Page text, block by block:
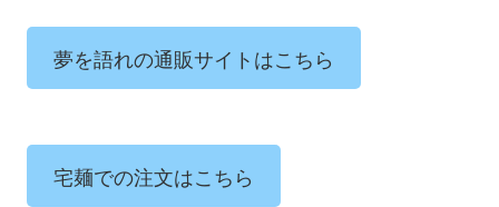
夢を語れの通販サイトはこちら
宅麺での注文はこちら